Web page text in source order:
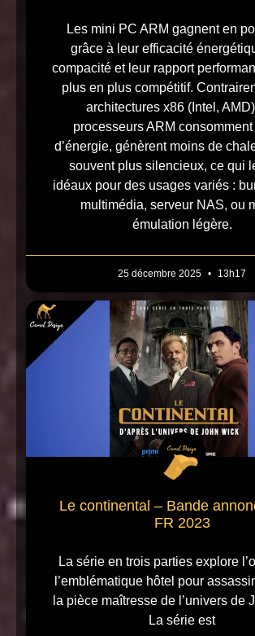
Les mini PC ARM gagnent en
grâce à leur efficacité
compacité et leur rapport
plus en plus compétitif.
architectures x86 (Intel,
processeurs ARM
d’énergie, génèrent moins de
souvent plus silencieux, ce qui
idéaux pour des usages variés :
multimédia, serveur NAS, ou
émulation légère.
25 décembre 2025 13h17
Le continental – Bande
FR 2023
La série en trois parties explore
l’emblématique hôtel pour
la pièce maîtresse de l’univers de
La série est